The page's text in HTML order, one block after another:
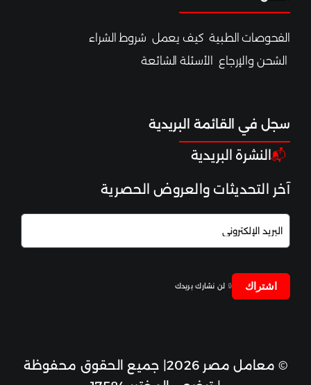
علم الوراثة والأورام
الفحوصات الطبية كيف يعمل شروط الشراء
الشحن والإرجاع
الأسئلة الشائعة
سجل في القائمة البريدية
📬النشرة البريدية
آخر التحديثات والعروض الحصرية
اشتراك 🔒 لن نشارك بريدك
© معامل مصر 2026| جميع الحقوق محفوظة